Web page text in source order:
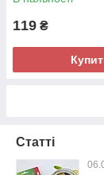
119 ₴
Статті